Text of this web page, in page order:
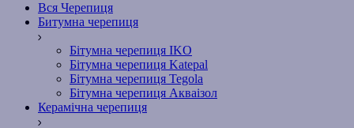
Вся Черепиця
Битумна черепиця
Бітумна черепиця IKO
Бітумна черепиця Katepal
Бітумна черепиця Tegola
Бітумна черепиця Акваізол
Керамічна черепиця